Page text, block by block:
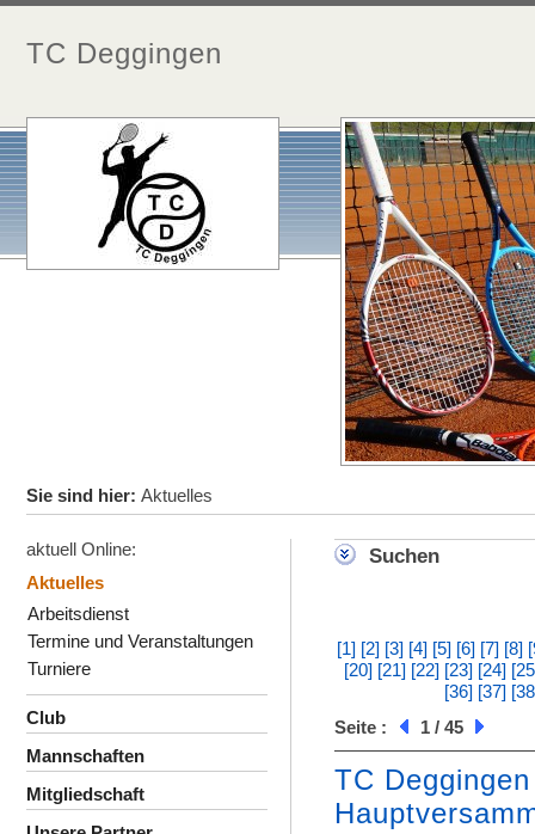
TC Deggingen
Sie sind hier: Aktuelles
aktuell Online:
Aktuelles
Arbeitsdienst
Termine und Veranstaltungen
Turniere
Club
Mannschaften
Mitgliedschaft
Suchen
[1] [2] [3] [4] [5] [6] [7] [8]
[20] [21] [22] [23] [24]
[36] [37]
Seite :
1 / 45
TC